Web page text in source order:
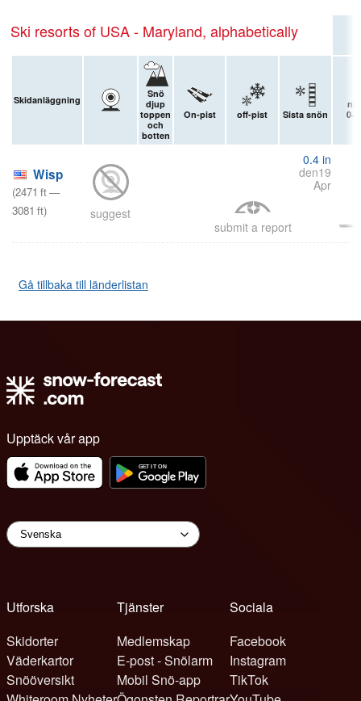
Ski resorts of USA - Maryland, alphabetically
Skidanläggning
Snö
djup
toppen
och
botten
On-pist off-pist Sista snön
Wisp
(2471 ft—
3081 ft) suggest
0.4 in
den19
Apr
submit a report
Gå tillbaka till länderlistan
Upptäck vår app
Utforska
Skidorter
Väderkartor
Snööversikt
Tjänster
Medlemskap
E-post - Snölarm
Mobil Snö-app
Sociala
Facebook
Instagram
TikTok